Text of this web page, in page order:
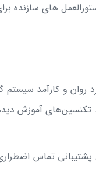
های سازنده
روان و کارآمد
آموزش
پشتیبانی تماس